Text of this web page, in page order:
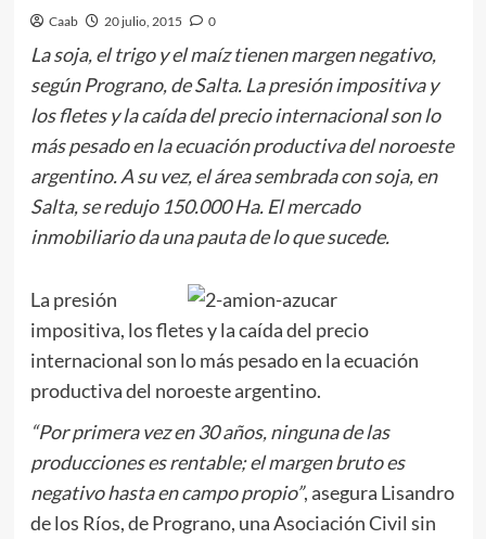
Caab 20 julio, 2015 0
La soja, el trigo y el maíz tienen margen negativo,
según Prograno, de Salta. La presión impositiva y
los fletes y la caída del precio internacional son lo
más pesado en la ecuación productiva del noroeste
argentino. A su vez, el área sembrada con soja, en
Salta, se redujo 150.000 Ha. El mercado
inmobiliario da una pauta de lo que sucede.
La presión
impositiva, los fletes y la caída del precio
internacional son lo más pesado en la ecuación
productiva del noroeste argentino.
“Por primera vez en 30 años, ninguna de las
producciones es rentable; el margen bruto es
negativo hasta en campo propio”, asegura Lisandro
de los Ríos, de Prograno, una Asociación Civil sin